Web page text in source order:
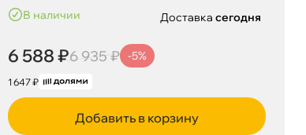
наличии
6 588 ₽6 935 ₽ -5%
1 647 ₽
Доставкасегодня
Добавить в корзину